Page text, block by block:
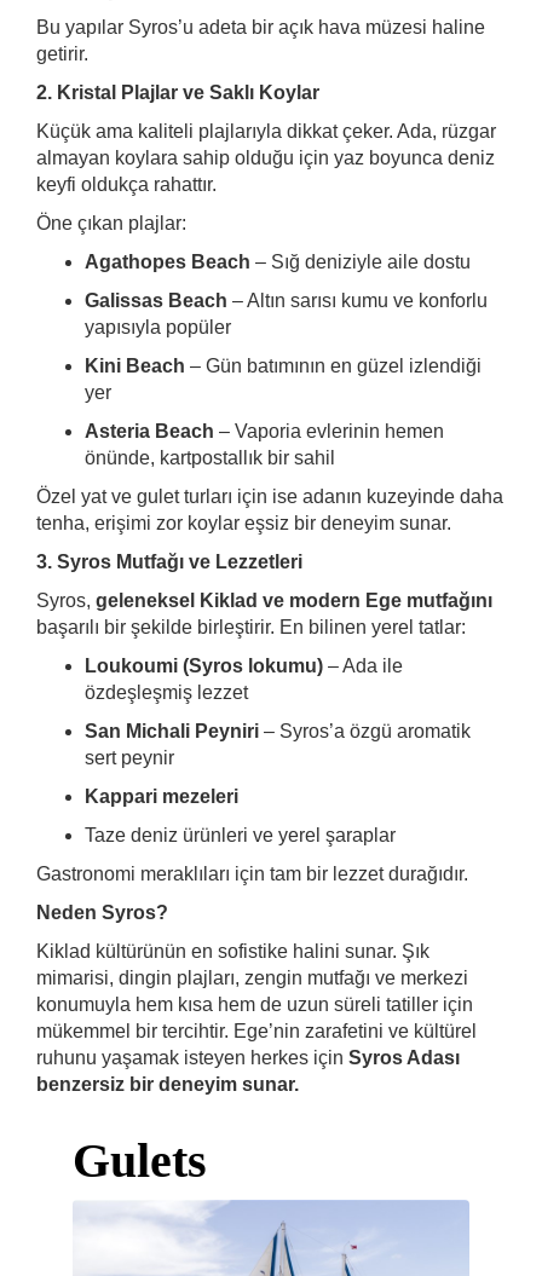
Bu yapılar Syros’u adeta bir açık hava müzesi haline
getirir.
2. Kristal Plajlar ve Saklı Koylar
Küçük ama kaliteli plajlarıyla dikkat çeker. Ada, rüzgar
almayan koylara sahip olduğu için yaz boyunca deniz
keyfi oldukça rahattır.
Öne çıkan plajlar:
Agathopes Beach – Sığ deniziyle aile dostu
Galissas Beach – Altın sarısı kumu ve konforlu
yapısıyla popüler
Kini Beach – Gün batımının en güzel izlendiği
yer
Asteria Beach – Vaporia evlerinin hemen
önünde, kartpostallık bir sahil
Özel yat ve gulet turları için ise adanın kuzeyinde daha
tenha, erişimi zor koylar eşsiz bir deneyim sunar.
3. Syros Mutfağı ve Lezzetleri
Syros, geleneksel Kiklad ve modern Ege mutfağını
başarılı bir şekilde birleştirir. En bilinen yerel tatlar:
Loukoumi (Syros lokumu) – Ada ile
özdeşleşmiş lezzet
San Michali Peyniri – Syros’a özgü aromatik
sert peynir
Kappari mezeleri
Taze deniz ürünleri ve yerel şaraplar
Gastronomi meraklıları için tam bir lezzet durağıdır.
Neden Syros?
Kiklad kültürünün en sofistike halini sunar. Şık
mimarisi, dingin plajları, zengin mutfağı ve merkezi
konumuyla hem kısa hem de uzun süreli tatiller için
mükemmel bir tercihtir. Ege’nin zarafetini ve kültürel
ruhunu yaşamak isteyen herkes için Syros Adası
benzersiz bir deneyim sunar.
Gulets